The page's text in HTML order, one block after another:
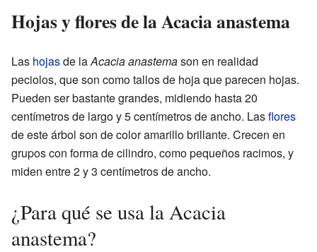
Hojas y flores de la Acacia anastema
Las hojasde laAcacia anastemason en realidad
peciolos, que son como tallos de hoja que parecen hojas.
Pueden ser bastante grandes, midiendo hasta 20
centímetros de largo y 5 centímetros de ancho. Lasflores
de este árbol son de color amarillo brillante. Crecen en
grupos con forma de cilindro, como pequeños racimos, y
miden entre 2 y 3 centímetros de ancho.
¿Para qué se usa la Acacia
anastema?